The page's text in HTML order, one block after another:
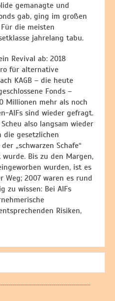
gemanagte und
gab, ging im großen
die meisten
jahrelang tabu.
Revival ab: 2018
für alternative
KAGB – die heute
Fonds –
Millionen mehr als noch
AIFs sind wieder gefragt.
also langsam wieder
die gesetzlichen
„schwarzen Schafe“
Bis zu den Margen,
wurden, ist es
Weg; 2007 waren es rund
zu wissen: Bei AIFs
Risiken,